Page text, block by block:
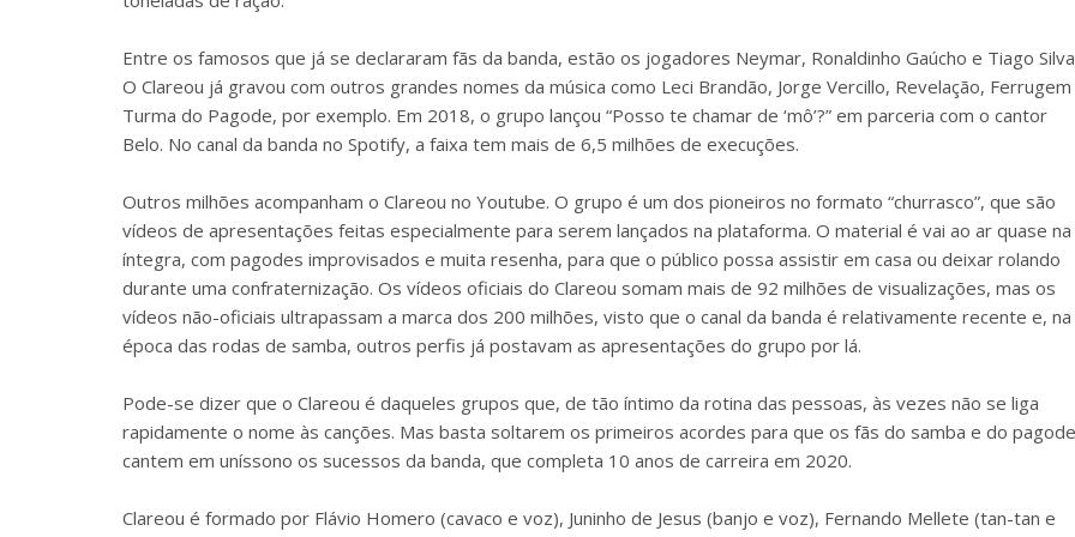
Entre os famosos que já se declararam fãs da banda, estão os jogadores Neymar, Ronaldinho Gaúcho e Tiago
O Clareou já gravou com outros grandes nomes da música como Leci Brandão, Jorge Vercillo, Revelação, Ferrugem
Turma do Pagode, por exemplo. Em 2018, o grupo lançou “Posso te chamar de ‘mô’?” em parceria com o cantor
Belo. No canal da banda no Spotify, a faixa tem mais de 6,5 milhões de execuções.
Outros milhões acompanham o Clareou no Youtube. O grupo é um dos pioneiros no formato “churrasco”, que são
vídeos de apresentações feitas especialmente para serem lançados na plataforma. O material é vai ao ar quase na
íntegra, com pagodes improvisados e muita resenha, para que o público possa assistir em casa ou deixar rolando
durante uma confraternização. Os vídeos oficiais do Clareou somam mais de 92 milhões de visualizações, mas os
vídeos não-oficiais ultrapassam a marca dos 200 milhões, visto que o canal da banda é relativamente recente e, na
época das rodas de samba, outros perfis já postavam as apresentações do grupo por lá.
Pode-se dizer que o Clareou é daqueles grupos que, de tão íntimo da rotina das pessoas, às vezes não se liga
rapidamente o nome às canções. Mas basta soltarem os primeiros acordes para que os fãs do samba e do pagode
cantem em uníssono os sucessos da banda, que completa 10 anos de carreira em 2020.
Clareou é formado por Flávio Homero (cavaco e voz), Juninho de Jesus (banjo e voz), Fernando Mellete (tan-tan e